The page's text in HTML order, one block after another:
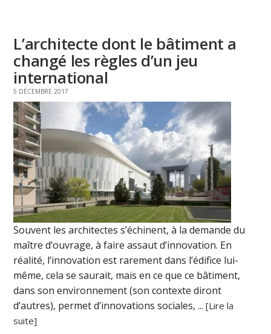
L’architecte dont le bâtiment a
changé les règles d’un jeu
international
5 DÉCEMBRE 2017
Souvent les architectes s’échinent, à la demande du
maître d’ouvrage, à faire assaut d’innovation. En
réalité, l’innovation est rarement dans l’édifice lui-
même, cela se saurait, mais en ce que ce bâtiment,
dans son environnement (son contexte diront
d’autres), permet d’innovations sociales, ...[Lire la
suite]